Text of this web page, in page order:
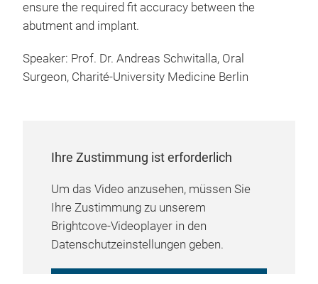
ensure the required fit accuracy between the
abutment and implant.
Speaker: Prof. Dr. Andreas Schwitalla, Oral
Surgeon, Charité-University Medicine Berlin
Ihre Zustimmung ist erforderlich
Um das Video anzusehen, müssen Sie
Ihre Zustimmung zu unserem
Brightcove-Videoplayer in den
Datenschutzeinstellungen geben.